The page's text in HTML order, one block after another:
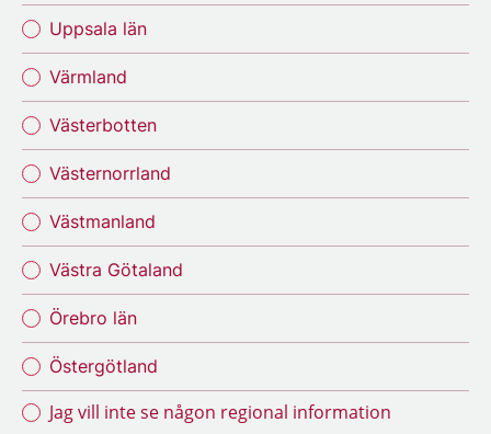
Uppsala län
Värmland
Västerbotten
Västernorrland
Västmanland
Västra Götaland
Örebro län
Östergötland
Jag vill inte se någon regional information